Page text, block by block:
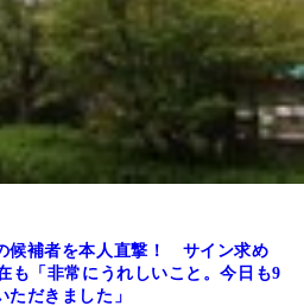
候補者を本人直撃！ サイン求め
も「非常にうれしいこと。今日も9
だきました」